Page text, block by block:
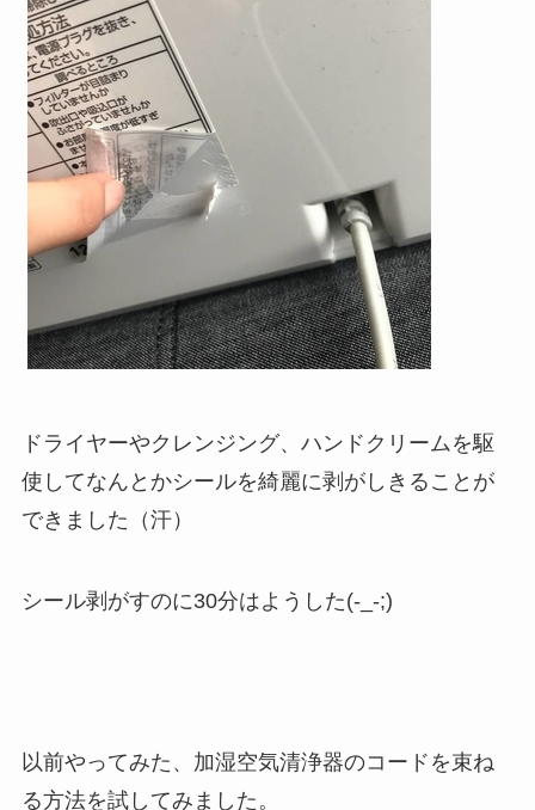
ドライヤーやクレンジング、ハンドクリームを駆
使してなんとかシールを綺麗に剥がしきることが
できました（汗）
シール剥がすのに30分はようした(-_-;)
以前やってみた、加湿空気清浄器のコードを束ね
る方法を試してみました。